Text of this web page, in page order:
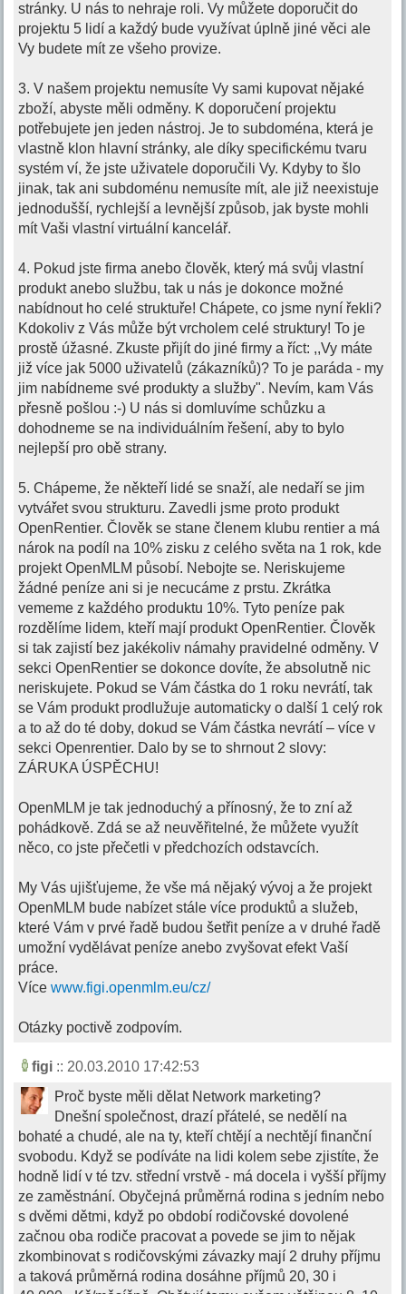
stránky. U nás to nehraje roli. Vy můžete doporučit do
projektu 5 lidí a každý bude využívat úplně jiné věci ale
Vy budete mít ze všeho provize.
3. V našem projektu nemusíte Vy sami kupovat nějaké
zboží, abyste měli odměny. K doporučení projektu
potřebujete jen jeden nástroj. Je to subdoména, která je
vlastně klon hlavní stránky, ale díky specifickému tvaru
systém ví, že jste uživatele doporučili Vy. Kdyby to šlo
jinak, tak ani subdoménu nemusíte mít, ale již neexistuje
jednodušší, rychlejší a levnější způsob, jak byste mohli
mít Vaši vlastní virtuální kancelář.
4. Pokud jste firma anebo člověk, který má svůj vlastní
produkt anebo službu, tak u nás je dokonce možné
nabídnout ho celé struktuře! Chápete, co jsme nyní řekli?
Kdokoliv z Vás může být vrcholem celé struktury! To je
prostě úžasné. Zkuste přijít do jiné firmy a říct: ,,Vy máte
již více jak 5000 uživatelů (zákazníků)? To je paráda - my
jim nabídneme své produkty a služby". Nevím, kam Vás
přesně pošlou :-) U nás si domluvíme schůzku a
dohodneme se na individuálním řešení, aby to bylo
nejlepší pro obě strany.
5. Chápeme, že někteří lidé se snaží, ale nedaří se jim
vytvářet svou strukturu. Zavedli jsme proto produkt
OpenRentier. Člověk se stane členem klubu rentier a má
nárok na podíl na 10% zisku z celého světa na 1 rok, kde
projekt OpenMLM působí. Nebojte se. Neriskujeme
žádné peníze ani si je necucáme z prstu. Zkrátka
vememe z každého produktu 10%. Tyto peníze pak
rozdělíme lidem, kteří mají produkt OpenRentier. Člověk
si tak zajistí bez jakékoliv námahy pravidelné odměny. V
sekci OpenRentier se dokonce dovíte, že absolutně nic
neriskujete. Pokud se Vám částka do 1 roku nevrátí, tak
se Vám produkt prodlužuje automaticky o další 1 celý rok
a to až do té doby, dokud se Vám částka nevrátí – více v
sekci Openrentier. Dalo by se to shrnout 2 slovy:
ZÁRUKA ÚSPĚCHU!
OpenMLM je tak jednoduchý a přínosný, že to zní až
pohádkově. Zdá se až neuvěřitelné, že můžete využít
něco, co jste přečetli v předchozích odstavcích.
My Vás ujišťujeme, že vše má nějaký vývoj a že projekt
OpenMLM bude nabízet stále více produktů a služeb,
které Vám v prvé řadě budou šetřit peníze a v druhé řadě
umožní vydělávat peníze anebo zvyšovat efekt Vaší
práce.
Vícewww.figi.openmlm.eu/cz/
Otázky poctivě zodpovím.
figi :: 20.03.2010 17:42:53
Proč byste měli dělat Network marketing?
Dnešní společnost, drazí přátelé, se nedělí na
bohaté a chudé, ale na ty, kteří chtějí a nechtějí finanční
svobodu. Když se podíváte na lidi kolem sebe zjistíte, že
hodně lidí v té tzv. střední vrstvě - má docela i vyšší příjmy
ze zaměstnání. Obyčejná průměrná rodina s jedním nebo
s dvěmi dětmi, když po období rodičovské dovolené
začnou oba rodiče pracovat a povede se jim to nějak
zkombinovat s rodičovskými závazky mají 2 druhy příjmu
a taková průměrná rodina dosáhne příjmů 20, 30 i